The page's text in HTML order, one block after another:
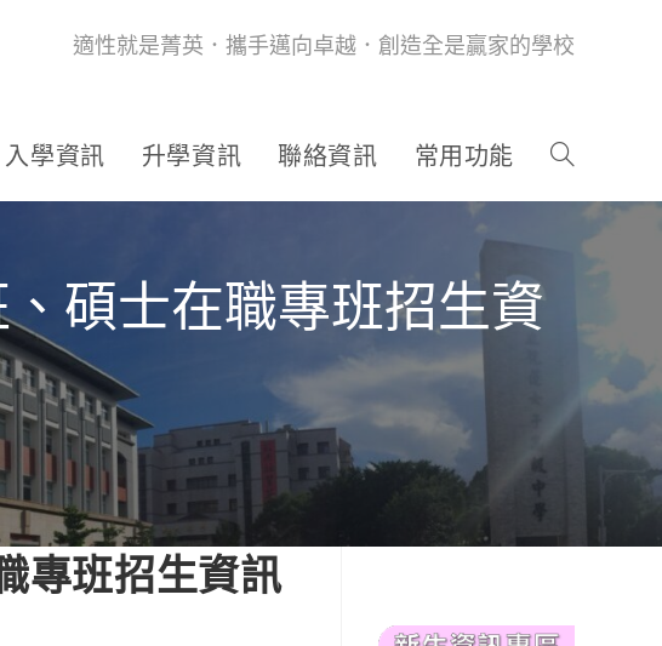
適性就是菁英．攜手邁向卓越．創造全是贏家的學校
入學資訊 升學資訊 聯絡資訊 常用功能
碩士在職專班招生資
專班招生資訊